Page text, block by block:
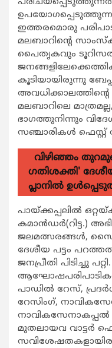
ഇത്തരമൊരു
മലബാറിന്‍റെ
പൈതൃകവും
കൂടിയായിരുന്നു
മലബാറിലെ
ഭാഗത്തുനിന്നും
സഞ്ചാരികള്‍ ഫെസ്റ്റ്
വിഴിഞ്ഞം
ഗതിശക്തി'
പ്ലാനിൽ
പായ്ക്കപ്പലില്‍
കമാന്‍ഡര്‍(റിട്ട.)
ജലമത്സരങ്ങള്‍,
ദേശീയ പട്ടം
ജനപ്രീതി പിടിച്ചു
പാഡില്‍ റേസ്,
റേസിംഗ്,
മുതലായവ വാട്ടര്‍